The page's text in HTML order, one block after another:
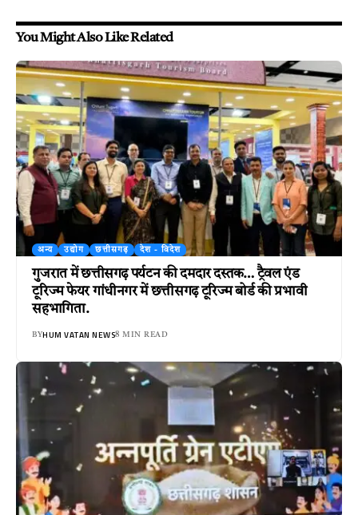
You Might Also Like Related
अन्य उद्योग छत्तीसगढ़ देश - विदेश
गुजरात में छत्तीसगढ़ पर्यटन की दमदार दस्तक… ट्रैवल एंड
टूरिज्म फेयर गांधीनगर में छत्तीसगढ़ टूरिज्म बोर्ड की प्रभावी
सहभागिता.
BYHUM VATAN NEWS8 MIN READ